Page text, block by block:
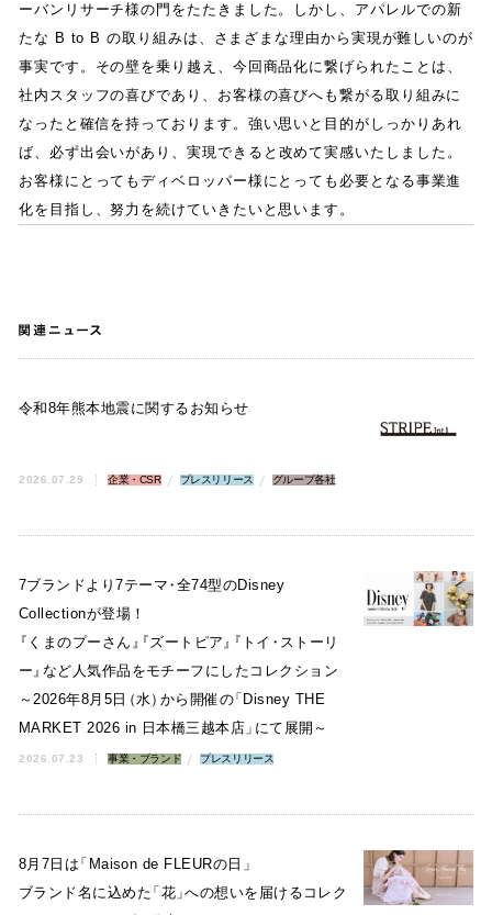
ーバンリサーチ様の門をたたきました。 しかし 、 アパレルでの新
たな B to Bの取り組みは 、 さまざまな理由から実現が難しいのが
事実です 。 その壁を乗り越え 、 今回商品化に繋げられたことは 、
社内スタッフの喜びであり 、 お客様の喜びへも繋がる取り組みに
なったと確信を持っております 。 強い思いと目的がしっかりあれ
ば、 必ず出会いがあり 、実現できると改めて実感いたしました 。
お客様にとってもディベロッパー様にとっても必要となる事業進
化を目指し 、努力を続けていきたいと思います 。
関
連
令和8年熊本地震に関するお知らせ
2026.07.29 企業・CSR プレスリリース グループ各社
7ブランドより7テーマ・全74型のDisney
Collectionが登場！
『 くまのプーさん 』
『ズートピア』
『 トイ ・ストーリ
ー』など人気作品をモチーフにしたコレクション
～2026年8月5日（水）から開催の「 Disney THE
MARKET 2026 in 日本橋三越本店 」にて展開～
2026.07.23 事業・ブランド プレスリリース
8月7日は「 Maison de FLEURの日 」
ブランド名に込めた「 花」への想いを届けるコレク